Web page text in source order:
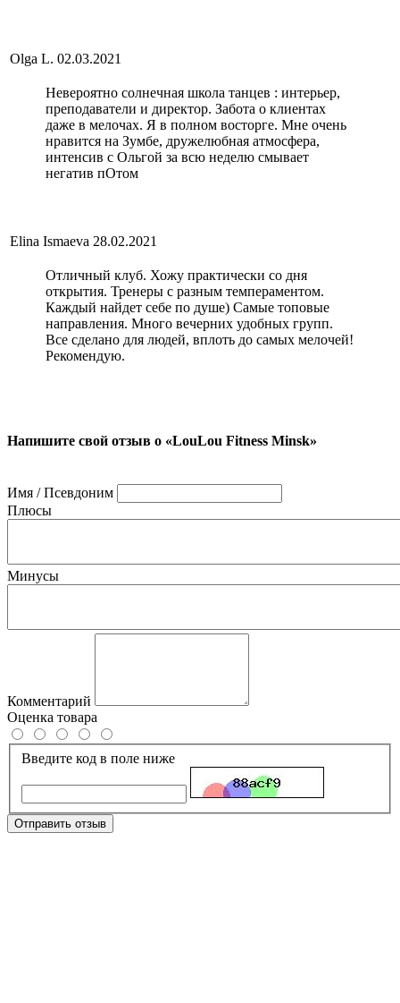
Olga L. 02.03.2021
Невероятно солнечная школа танцев : интерьер,
преподаватели и директор. Забота о клиентах
даже в мелочах. Я в полном восторге. Мне очень
нравится на Зумбе, дружелюбная атмосфера,
интенсив с Ольгой за всю неделю смывает
негатив пОтом
Elina Ismaeva 28.02.2021
Отличный клуб. Хожу практически со дня
открытия. Тренеры с разным темпераментом.
Каждый найдет себе по душе) Самые топовые
направления. Много вечерних удобных групп.
Все сделано для людей, вплоть до самых мелочей!
Рекомендую.
Напишите свой отзыв о «LouLou Fitness Minsk»
Имя / Псевдоним
Плюсы
Минусы
Комментарий
Оценка товара
Введите код в поле ниже
Отправить отзыв